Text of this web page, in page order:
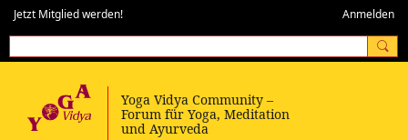
Jetzt Mitglied werden! Anmelden